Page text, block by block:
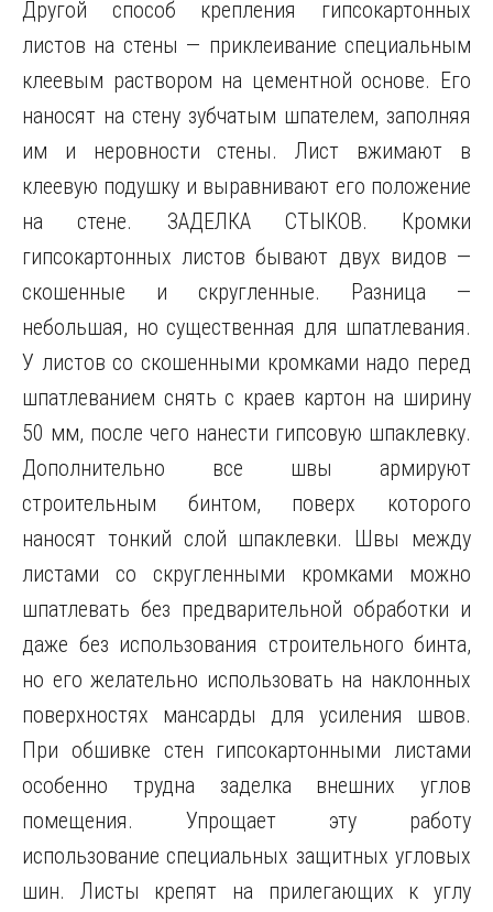
Другой способ крепления гипсокартонных
листов на стены — приклеивание специальным
клеевым раствором на цементной основе. Его
наносят на стену зубчатым шпателем, заполняя
им и неровности стены. Лист вжимают в
клеевую подушку и выравнивают его положение
на стене. ЗАДЕЛКА СТЫКОВ. Кромки
гипсокартонных листов бывают двух видов —
скошенные и скругленные. Разница —
небольшая, но существенная для шпатлевания.
У листов со скошенными кромками надо перед
шпатлеванием снять с краев картон на ширину
50 мм, после чего нанести гипсовую шпаклевку.
Дополнительно все швы армируют
строительным бинтом, поверх которого
наносят тонкий слой шпаклевки. Швы между
листами со скругленными кромками можно
шпатлевать без предварительной обработки и
даже без использования строительного бинта,
но его желательно использовать на наклонных
поверхностях мансарды для усиления швов.
При обшивке стен гипсокартонными листами
особенно трудна заделка внешних углов
помещения. Упрощает эту работу
использование специальных защитных угловых
шин. Листы крепят на прилегающих к углу